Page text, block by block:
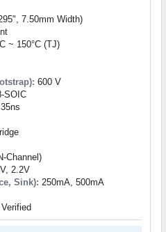
7.50mm Width)
~ 150°C (TJ)
600 V
SOIC
Channel)
2.2V
Sink): 250mA, 500mA